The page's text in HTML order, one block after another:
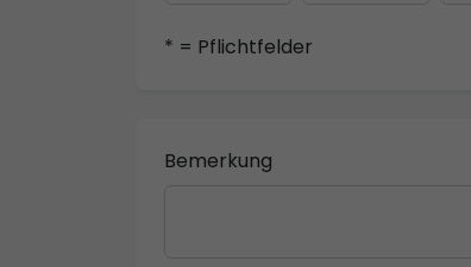
* = Pflichtfelder
Bemerkung